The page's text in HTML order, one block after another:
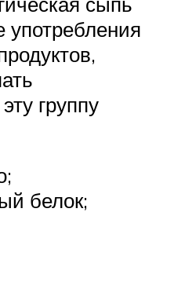
употребления
группу
белок;